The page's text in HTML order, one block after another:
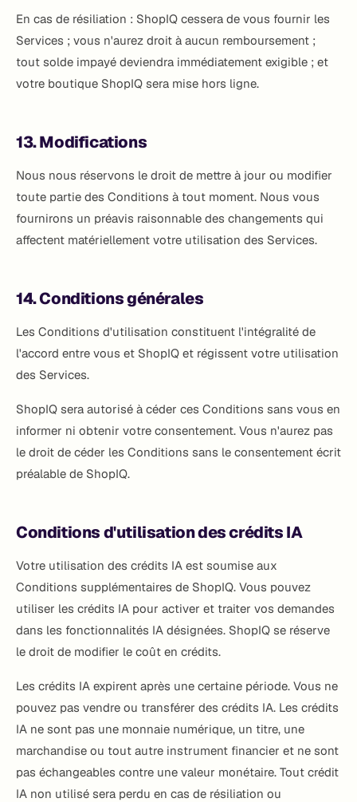
En cas de résiliation : ShopIQ cessera de vous fournir les
Services ; vous n'aurez droit à aucun remboursement ;
tout solde impayé deviendra immédiatement exigible ; et
votre boutique ShopIQ sera mise hors ligne.
13. Modifications
Nous nous réservons le droit de mettre à jour ou modifier
toute partie des Conditions à tout moment. Nous vous
fournirons un préavis raisonnable des changements qui
affectent matériellement votre utilisation des Services.
14. Conditions générales
Les Conditions d'utilisation constituent l'intégralité de
l'accord entre vous et ShopIQ et régissent votre utilisation
des Services.
ShopIQ sera autorisé à céder ces Conditions sans vous en
informer ni obtenir votre consentement. Vous n'aurez pas
le droit de céder les Conditions sans le consentement écrit
préalable de ShopIQ.
Conditions d'utilisation des crédits IA
Votre utilisation des crédits IA est soumise aux
Conditions supplémentaires de ShopIQ. Vous pouvez
utiliser les crédits IA pour activer et traiter vos demandes
dans les fonctionnalités IA désignées. ShopIQ se réserve
le droit de modifier le coût en crédits.
Les crédits IA expirent après une certaine période. Vous ne
pouvez pas vendre ou transférer des crédits IA. Les crédits
IA ne sont pas une monnaie numérique, un titre, une
marchandise ou tout autre instrument financier et ne sont
pas échangeables contre une valeur monétaire. Tout crédit
IA non utilisé sera perdu en cas de résiliation ou